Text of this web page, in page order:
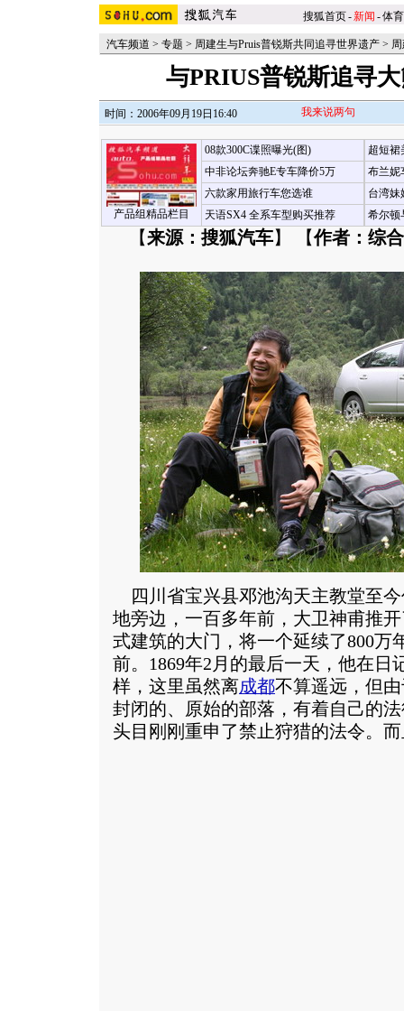
搜狐首页-新闻 -体育
汽车频道 > 专题 > 周建生与Pruis普锐斯共同追寻世界遗产 >
与PRIUS普锐斯追寻
时间：2006年09月19日16:40 我来说两句
产品组精品栏目
08款300C谍照曝光(图)
中非论坛奔驰E专车降价5万
六款家用旅行车您选谁
天语SX4 全系车型购买推荐
超短裙
布兰妮
台湾妹
希尔顿
【来源：搜狐汽车】 【作者：综
四川省宝兴县邓池沟天主教堂至
地旁边，一百多年前，大卫神甫推
式建筑的大门，将一个延续了800万
前。1869年2月的最后一天，他在日
样，这里虽然离成都不算遥远，但
封闭的、原始的部落，有着自己的
头目刚刚重申了禁止狩猎的法令。